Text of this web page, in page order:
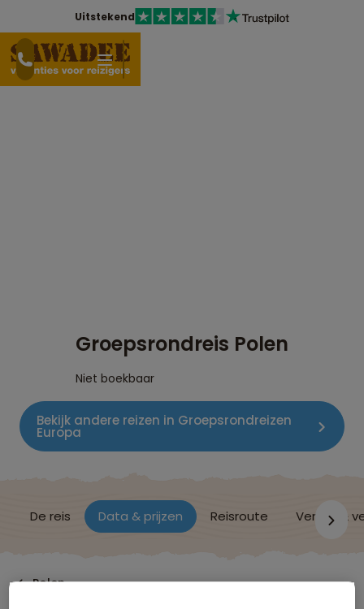
Uitstekend
Groepsrondreis Polen
Niet boekbaar
Bekijk andere reizen in Groepsrondreizen
Europa
De reis Data & prijzen Reisroute Verblijf &
Polen